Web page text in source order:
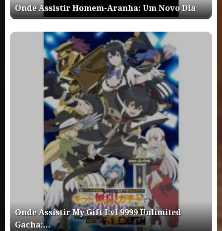
Onde Assistir Homem-Aranha: Um Novo Dia
Onde Assistir My Gift Lvl 9999 Unlimited
Gacha:…